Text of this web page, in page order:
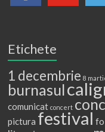
Etichete
1 decembrie 8
burnasul
comunicat concert
pictura festival